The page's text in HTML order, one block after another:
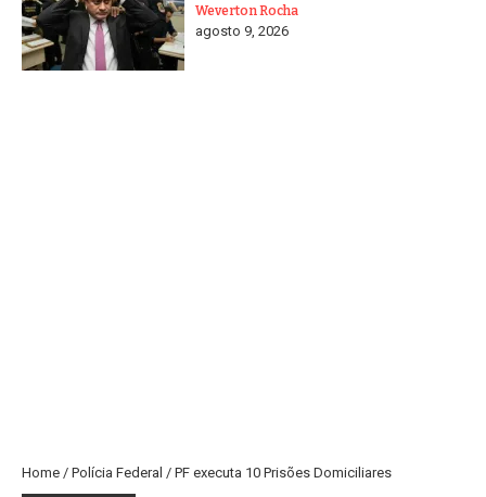
Weverton Rocha
agosto 9, 2026
Home / Polícia Federal / PF executa 10 Prisões Domiciliares